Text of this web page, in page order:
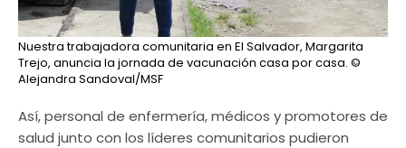
Nuestra trabajadora comunitaria en El Salvador, Margarita
Trejo, anuncia la jornada de vacunación casa por casa. ©
Alejandra Sandoval/MSF
Así, personal de enfermería, médicos y promotores de
salud junto con los líderes comunitarios pudieron